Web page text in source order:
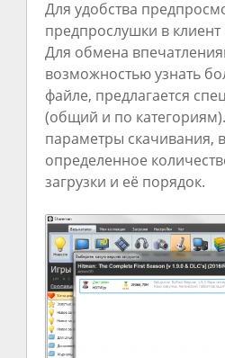
Для удобства
предпрослушки в
Для обмена
возможностью узнать
файле, предлагается
(общий и по
параметры скачивания,
определенное
загрузки и её порядок.